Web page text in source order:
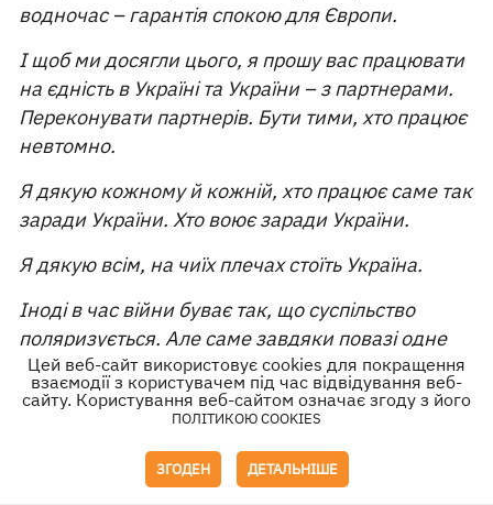
водночас – гарантія спокою для Європи.
І щоб ми досягли цього, я прошу вас працювати
на єдність в Україні та України – з партнерами.
Переконувати партнерів. Бути тими, хто працює
невтомно.
Я дякую кожному й кожній, хто працює саме так
заради України. Хто воює заради України.
Я дякую всім, на чиїх плечах стоїть Україна.
Іноді в час війни буває так, що суспільство
поляризується. Але саме завдяки повазі одне
до одного та вдячності суспільство зберігається.
Попри поляризацію.
Ми воюємо з Росією на полі бою, у міжнародних
Цей веб-сайт використовує cookies для покращення
взаємодії з користувачем під час відвідування веб-
сайту. Користування веб-сайтом означає згоду з його
ПОЛІТИКОЮ COOKIES
ЗГОДЕН ДЕТАЛЬНІШЕ